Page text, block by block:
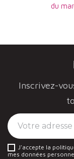
du
Inscrivez-
J'accepte la
mes données